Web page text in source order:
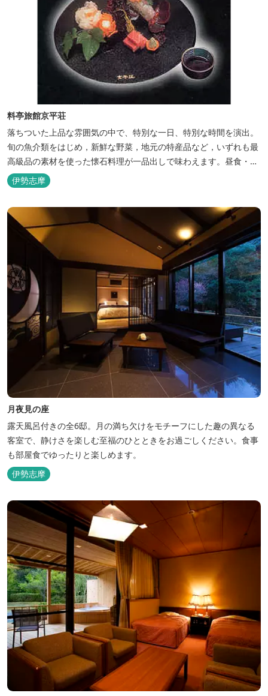
料亭旅館京平荘
落ちついた上品な雰囲気の中で、特別な一日、特別な時間を演出。
旬の魚介類をはじめ，新鮮な野菜，地元の特産品など，いずれも最
高級品の素材を使った懐石料理が一品出しで味わえます。昼食・夕
食・宿泊ができます。
伊勢志摩
月夜見の座
露天風呂付きの全6邸。月の満ち欠けをモチーフにした趣の異なる
客室で、静けさを楽しむ至福のひとときをお過ごしください。食事
も部屋食でゆったりと楽しめます。
伊勢志摩